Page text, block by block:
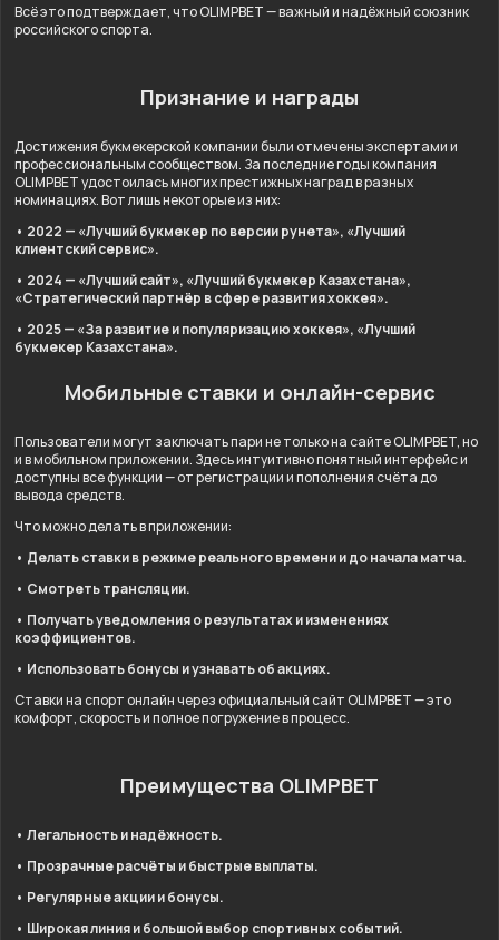
Всё это подтверждает, что OLIMPBET — важный и надёжный союзник
российского спорта.
Признание и награды
Достижения букмекерской компании были отмечены экспертами и
профессиональным сообществом. За последние годы компания
OLIMPBET удостоилась многих престижных наград в разных
номинациях. Вот лишь некоторые из них:
• 2022 — «Лучший букмекер по версии рунета», «Лучший
клиентский сервис».
• 2024 — «Лучший сайт», «Лучший букмекер Казахстана»,
«Стратегический партнёр в сфере развития хоккея».
• 2025 — «За развитие и популяризацию хоккея», «Лучший
букмекер Казахстана».
Мобильные ставки и онлайн-сервис
Пользователи могут заключать пари не только на сайте OLIMPBET, но
и в мобильном приложении. Здесь интуитивно понятный интерфейс и
доступны все функции — от регистрации и пополнения счёта до
вывода средств.
Что можно делать в приложении:
• Делать ставки в режиме реального времени и до начала матча.
• Смотреть трансляции.
• Получать уведомления о результатах и изменениях
коэффициентов.
• Использовать бонусы и узнавать об акциях.
Ставки на спорт онлайн через официальный сайт OLIMPBET — это
комфорт, скорость и полное погружение в процесс.
Преимущества OLIMPBET
• Легальность и надёжность.
• Прозрачные расчёты и быстрые выплаты.
• Регулярные акции и бонусы.
• Широкая линия и большой выбор спортивных событий.